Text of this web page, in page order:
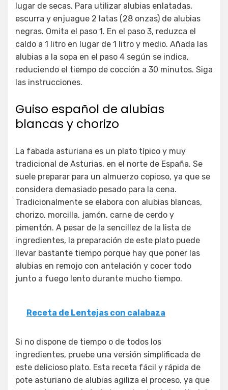
lugar de secas. Para utilizar alubias enlatadas,
escurra y enjuague 2 latas (28 onzas) de alubias
negras. Omita el paso 1. En el paso 3, reduzca el
caldo a 1 litro en lugar de 1 litro y medio. Añada las
alubias a la sopa en el paso 4 según se indica,
reduciendo el tiempo de cocción a 30 minutos. Siga
las instrucciones.
Guiso español de alubias
blancas y chorizo
La fabada asturiana es un plato típico y muy
tradicional de Asturias, en el norte de España. Se
suele preparar para un almuerzo copioso, ya que se
considera demasiado pesado para la cena.
Tradicionalmente se elabora con alubias blancas,
chorizo, morcilla, jamón, carne de cerdo y
pimentón. A pesar de la sencillez de la lista de
ingredientes, la preparación de este plato puede
llevar bastante tiempo porque hay que poner las
alubias en remojo con antelación y cocer todo
junto a fuego lento durante mucho tiempo.
Receta de Lentejas con calabaza
Si no dispone de tiempo o de todos los
ingredientes, pruebe una versión simplificada de
este delicioso plato. Esta receta fácil y rápida de
pote asturiano de alubias agiliza el proceso, ya que